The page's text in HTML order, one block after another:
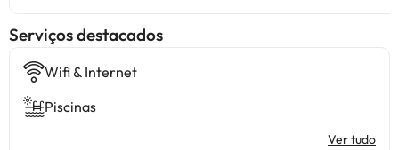
Serviços destacados
Wifi & Internet
Piscinas
Ver tudo